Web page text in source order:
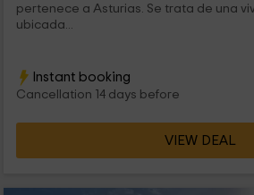
pertenece a Asturias. Se trata de una
ubicada...
Instant booking
Cancellation 14 days before
VIEW DEAL